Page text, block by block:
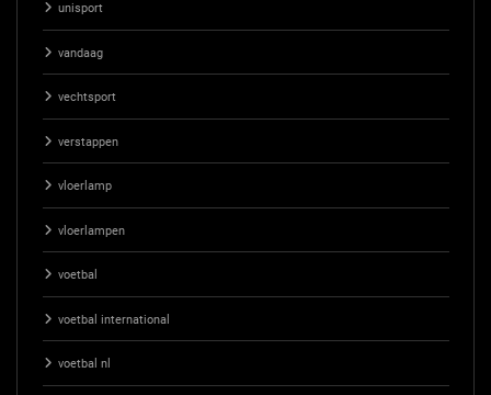
unisport
vandaag
vechtsport
verstappen
vloerlamp
vloerlampen
voetbal
voetbal international
voetbal nl